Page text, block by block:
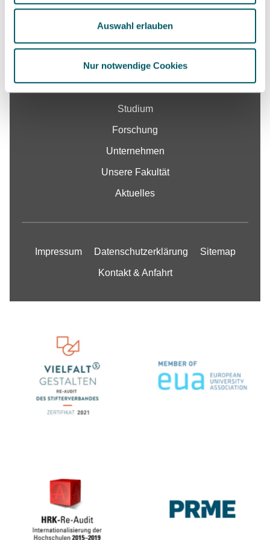
Auswahl erlauben
Nur notwendige Cookies
Google Maps
Kontakt
Fakultät
Studium
Forschung
Unternehmen
Unsere Fakultät
Aktuelles
Impressum Datenschutzerklärung Sitemap
Kontakt & Anfahrt